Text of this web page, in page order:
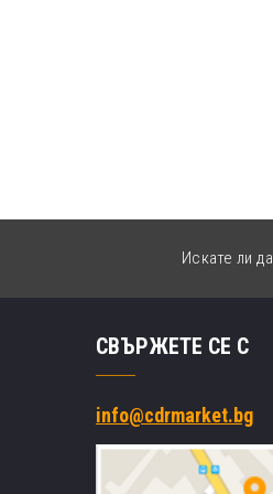
Искате ли
СВЪРЖЕТЕ СЕ С
info@cdrmarket.bg